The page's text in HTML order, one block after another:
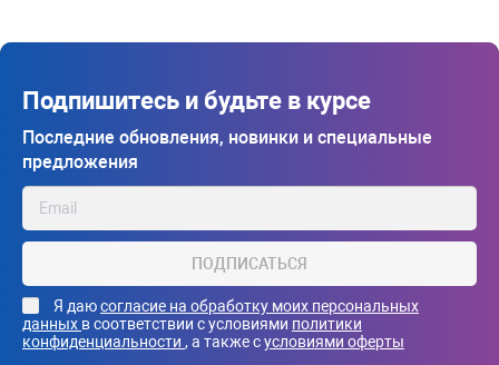
Подпишитесь и будьте в курсе
Последние обновления, новинки и специальные
предложения
ПОДПИСАТЬСЯ
Я даюсогласие на обработку моих персональных
данных в соответствии с условиями политики
конфиденциальности , а также сусловиями оферты